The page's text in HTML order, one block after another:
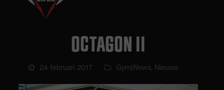
OCTAGON II
24 februari 2017 Gym|News, Nieuws